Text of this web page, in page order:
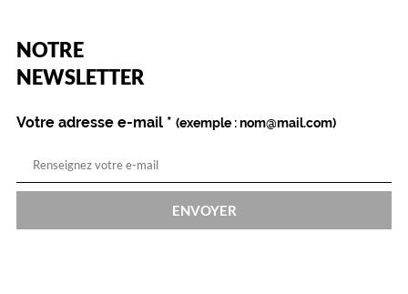
NOTRE
NEWSLETTER
Name
Votre adresse e-mail *
(Ce
champ
est
obligatoire)
(exemple : nom@mail.com)
ENVOYER